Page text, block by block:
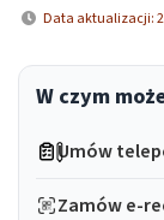
Data aktualizacji:
W czym
Umów
Zamów e-